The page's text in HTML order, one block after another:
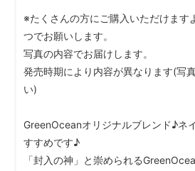
※たくさんの方にご購入いただけます
つでお願いします。
写真の内容でお届けします。
発売時期により内容が異なります(写
い)
GreenOceanオリジナルブレンド♪ネ
すすめです♪
「封入の神」と崇められる